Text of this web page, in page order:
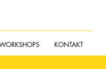
KONTAKT